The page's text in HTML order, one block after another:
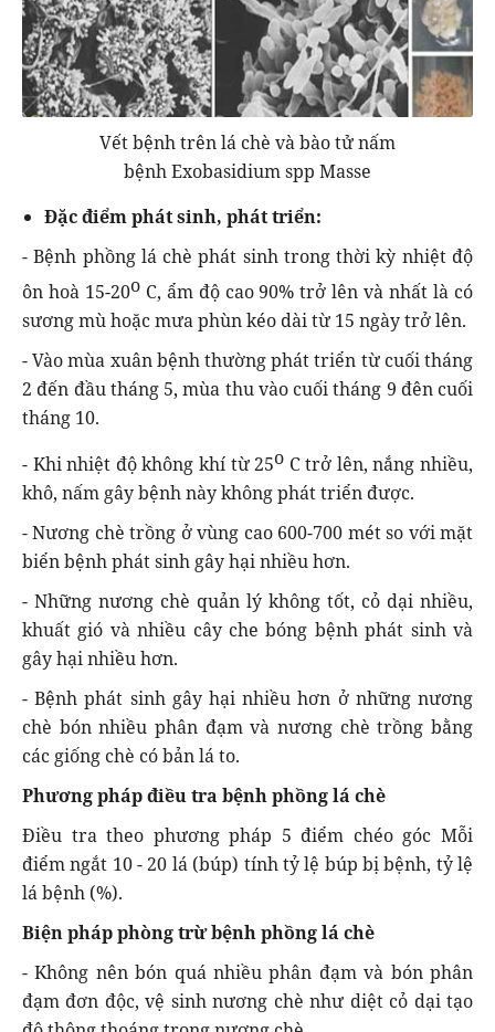
Vết bệnh trên lá chè và bào tử nấm
bệnh Exobasidium spp Masse
Đặc điểm phát sinh, phát triển:
- Bệnh phồng lá chè phát sinh trong thời kỳ nhiệt độ
ôn hoà 15-20oC, ẩm độ cao 90% trở lên và nhất là có
sương mù hoặc mưa phùn kéo dài từ 15 ngày trở lên.
- Vào mùa xuân bệnh thường phát triển từ cuối tháng
2 đến đầu tháng 5, mùa thu vào cuối tháng 9 đên cuối
tháng 10.
- Khi nhiệt độ không khí từ 25o C trở lên, nắng nhiều,
khô, nấm gây bệnh này không phát triển được.
- Nương chè trồng ở vùng cao 600-700 mét so với mặt
biển bệnh phát sinh gây hại nhiều hơn.
- Những nương chè quản lý không tốt, cỏ dại nhiều,
khuất gió và nhiều cây che bóng bệnh phát sinh và
gây hại nhiều hơn.
- Bệnh phát sinh gây hại nhiều hơn ở những nương
chè bón nhiều phân đạm và nương chè trồng bằng
các giống chè có bản lá to.
Phương pháp điều tra bệnh phồng lá chè
Điều tra theo phương pháp 5 điểm chéo góc Mỗi
điểm ngắt 10 - 20 lá (búp) tính tỷ lệ búp bị bệnh, tỷ lệ
lá bệnh (%).
Biện pháp phòng trừ bệnh phồng lá chè
- Không nên bón quá nhiều phân đạm và bón phân
đạm đơn độc, vệ sinh nương chè như diệt cỏ dại tạo